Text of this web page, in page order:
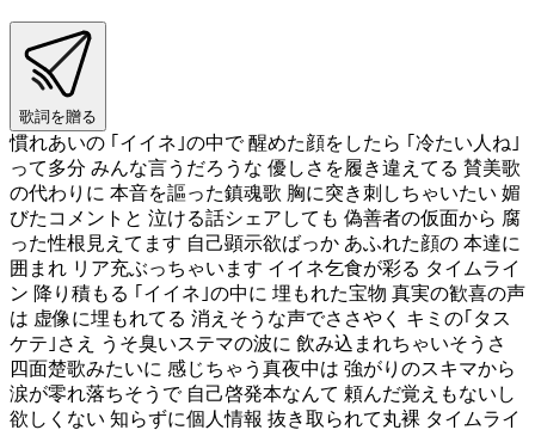
歌詞を贈る
慣れあいの ｢イイネ｣の中で 醒めた顔をしたら ｢冷たい人ね｣
って多分 みんな言うだろうな 優しさを履き違えてる 賛美歌
の代わりに 本音を謳った鎮魂歌 胸に突き刺しちゃいたい 媚
びたコメントと 泣ける話シェアしても 偽善者の仮面から 腐
った性根見えてます 自己顕示欲ばっか あふれた顔の 本達に
囲まれ リア充ぶっちゃいます イイネ乞食が彩る タイムライ
ン 降り積もる ｢イイネ｣の中に 埋もれた宝物 真実の歓喜の声
は 虚像に埋もれてる 消えそうな声でささやく キミの｢タス
ケテ｣さえ うそ臭いステマの波に 飲み込まれちゃいそうさ
四面楚歌みたいに 感じちゃう真夜中は 強がりのスキマから
涙が零れ落ちそうで 自己啓発本なんて 頼んだ覚えもないし
欲しくない 知らずに個人情報 抜き取られて丸裸 タイムライ